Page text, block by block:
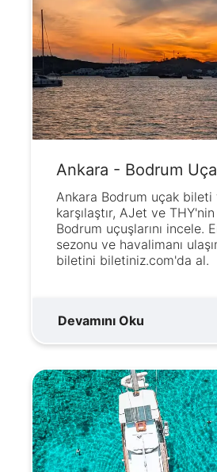
Ankara - Bodrum
Ankara Bodrum uçak bileti
karşılaştır, AJet ve
Bodrum uçuşlarını incele.
sezonu ve havalimanı
biletini biletiniz.com'da al.
Devamını Oku